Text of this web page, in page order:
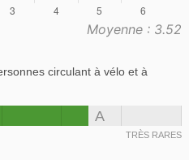
Moyenne : 3.52
circulant à vélo et à
A
TRÈS RARES